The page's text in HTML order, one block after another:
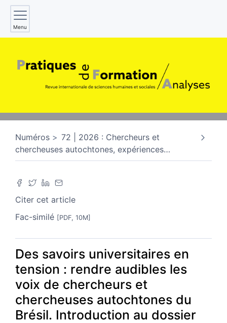
Menu
Numéros
72 | 2026 : Chercheurs et
chercheuses autochtones, expériences…
Citer cet article
Fac-similé [PDF, 10M]
Des savoirs universitaires en
tension : rendre audibles les
voix de chercheurs et
chercheuses autochtones du
Brésil. Introduction au dossier